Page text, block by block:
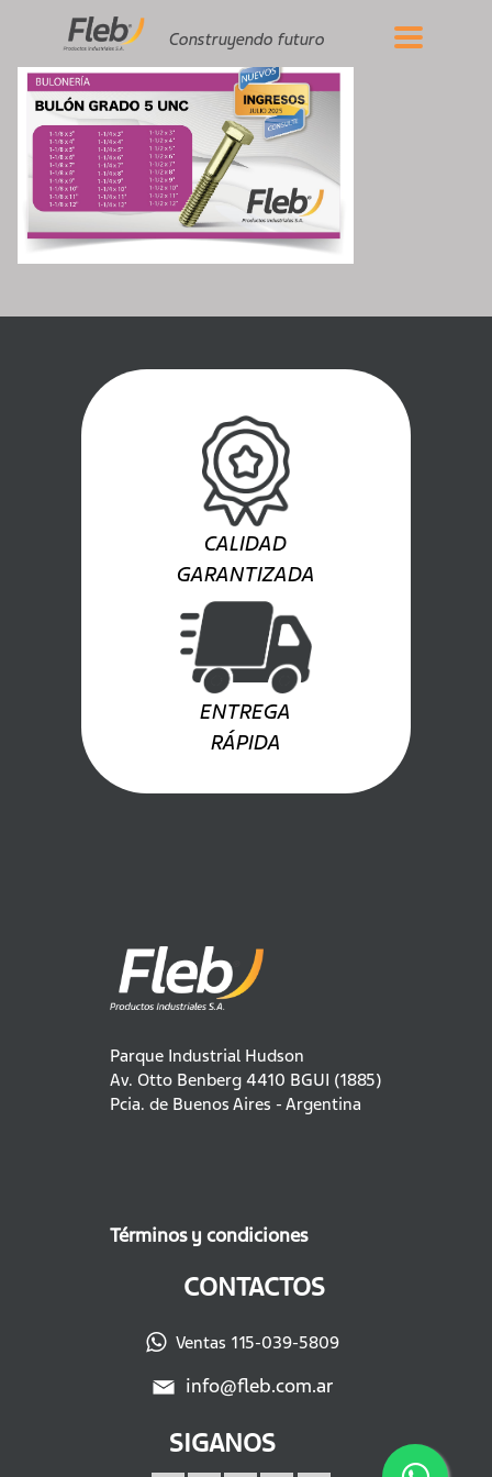
Construyendo futuro
CALIDAD
GARANTIZADA
ENTREGA
RÁPIDA
Parque Industrial Hudson
Av. Otto Benberg 4410 BGUI (1885)
Pcia. de Buenos Aires - Argentina
Términos y condiciones
CONTACTOS
Ventas 115-039-5809
info@fleb.com.ar
SIGANOS